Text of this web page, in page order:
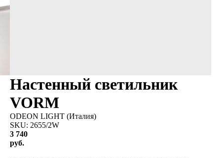
Настенный светильник
VORM
ODEON LIGHT (Италия)
SKU: 2655/2W
3 740
руб.